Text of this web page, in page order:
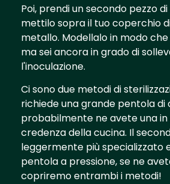
Poi, prendi un secondo pezzo
mettilo sopra il tuo coperchio
metallo. Modellalo in modo
ma sei ancora in grado di
l'inoculazione.
Ci sono due metodi di
richiede una grande pentola di
probabilmente ne avete una in
credenza della cucina. Il
leggermente più specializzato
pentola a pressione, se ne
copriremo entrambi i metodi!